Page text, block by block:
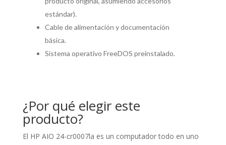
estándar).
Cable de alimentación y documentación
básica.
Sistema operativo FreeDOS preinstalado.
¿Por qué elegir este
producto?
El HP AIO 24-cr0007la es un computador todo en uno